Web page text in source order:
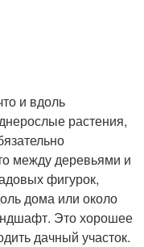
и вдоль
растения,
между деревьями и
фигурок,
дома или около
Это хорошее
дачный участок.